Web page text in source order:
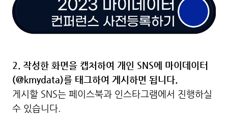
2. 작성한 화면을 캡처하여 개인 SNS에 마이데이터
(@kmydata)를 태그하여 게시하면 됩니다.
게시할 SNS는 페이스북과 인스타그램에서 진행하실
수 있습니다.